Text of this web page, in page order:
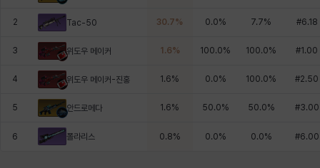
2 Tac-50 30.7% 0.0% 7.7% #6.18
3 위도우 메이커 1.6% 100.0% 100.0% #1.00
4 위도우 메이커-진홍 1.6% 0.0% 100.0% #2.50
5 안드로메다 1.6% 50.0% 50.0% #3.00
6 폴라리스 0.8% 0.0% 0.0% #6.00